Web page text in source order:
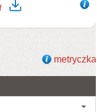
metryczka